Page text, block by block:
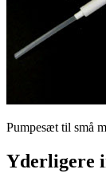
Pumpesæt til små
Yderligere